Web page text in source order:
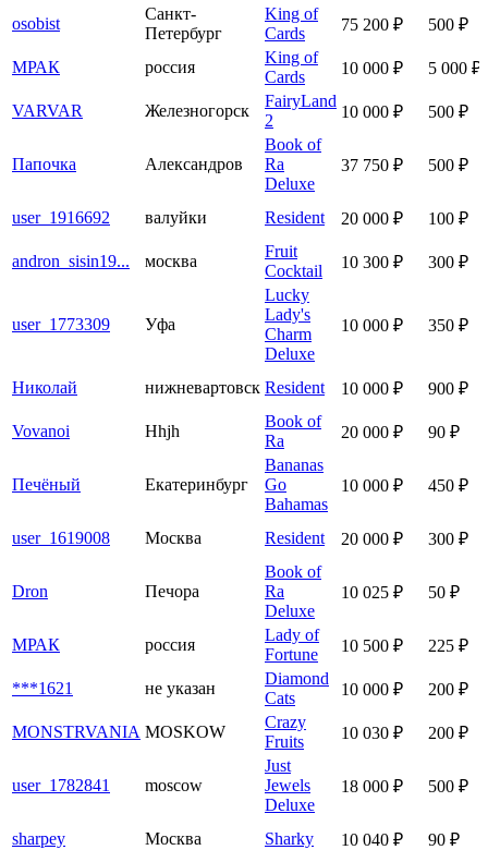
osobist
Санкт-
Петербург
King of
Cards
75 200 ₽ 500 ₽
МРАК россия
King of
Cards
10 000 ₽ 5 000 ₽
VARVAR Железногорск
FairyLand
2
10 000 ₽ 500 ₽
Папочка Александров
Book of
Ra
Deluxe
37 750 ₽ 500 ₽
user_1916692 валуйки Resident 20 000 ₽ 100 ₽
andron_sisin19... москва
Fruit
Cocktail
10 300 ₽ 300 ₽
user_1773309 Уфа
Lucky
Lady's
Charm
Deluxe
10 000 ₽ 350 ₽
Николай нижневартовск Resident 10 000 ₽ 900 ₽
Vovanoi Hhjh
Book of
Ra
20 000 ₽ 90 ₽
Печёный Екатеринбург
Bananas
Go
Bahamas
10 000 ₽ 450 ₽
user_1619008 Москва Resident 20 000 ₽ 300 ₽
Dron Печора
Book of
Ra
Deluxe
10 025 ₽ 50 ₽
МРАК россия
Lady of
Fortune
10 500 ₽ 225 ₽
***1621 не указан
Diamond
Cats
10 000 ₽ 200 ₽
MONSTRVANIA MOSKOW
Crazy
Fruits
10 030 ₽ 200 ₽
user_1782841 moscow
Just
Jewels
Deluxe
18 000 ₽ 500 ₽
sharpey Москва Sharky 10 040 ₽ 90 ₽